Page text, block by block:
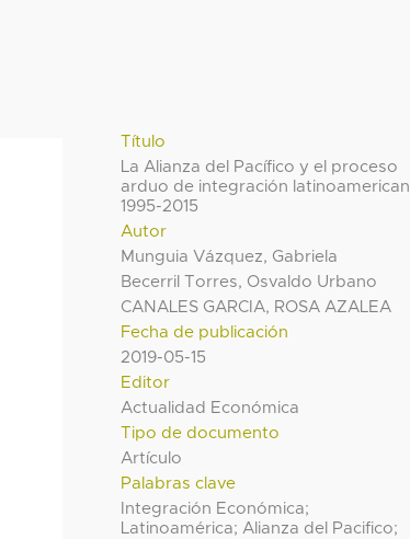
Título
La Alianza del Pacífico y el proceso
arduo de integración
1995-2015
Autor
Munguia Vázquez, Gabriela
Becerril Torres, Osvaldo Urbano
CANALES GARCIA, ROSA AZALEA
Fecha de publicación
2019-05-15
Editor
Actualidad Económica
Tipo de documento
Artículo
Palabras clave
Integración Económica;
Latinoamérica; Alianza del Pacifico;